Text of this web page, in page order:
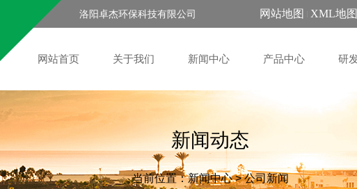
洛阳卓杰环保科技有限公司 网站地图 XML地图
网站首页 关于我们 新闻中心 产品中心 研
新闻动态
当前位置：新闻中心>公司新闻